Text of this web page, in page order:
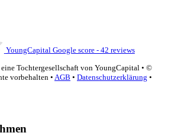
YoungCapital Google score - 42 reviews
Tochtergesellschaft von YoungCapital • ©
vorbehalten • AGB • Datenschutzerklärung •